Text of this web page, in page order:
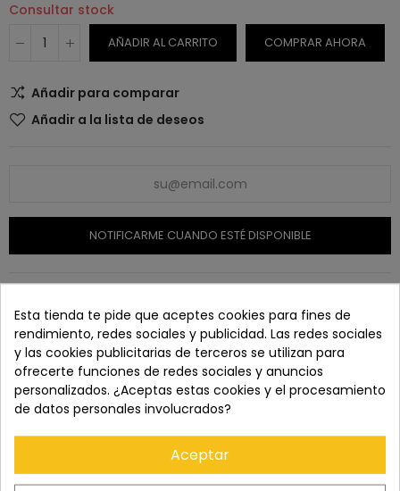
Consultar stock
AÑADIR AL CARRITO COMPRAR AHORA
Añadir para comparar
Añadir a la lista de deseos
NOTIFICARME CUANDO ESTÉ DISPONIBLE
Paga con tranquilidad en nuestro TPV virtual 100%
seguro.
Los pedidos se entregan en un plazo de 5 a 7 días
laborables.
Esta tienda te pide que aceptes cookies para fines de
rendimiento, redes sociales y publicidad. Las redes sociales
y las cookies publicitarias de terceros se utilizan para
ofrecerte funciones de redes sociales y anuncios
personalizados. ¿Aceptas estas cookies y el procesamiento
de datos personales involucrados?
Aceptar